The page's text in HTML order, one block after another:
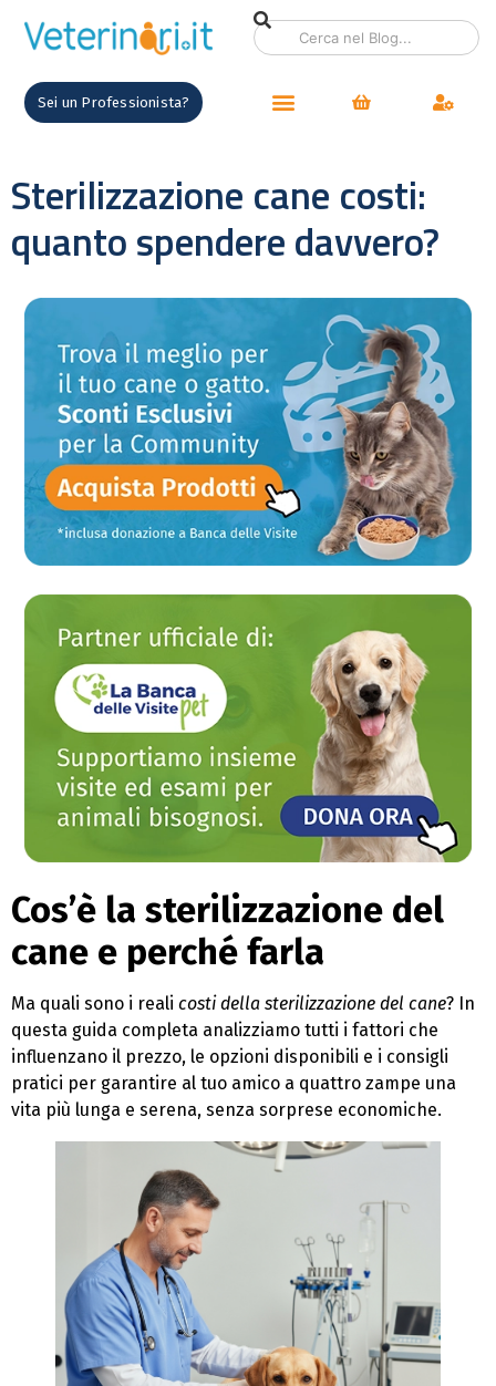
Sei un Professionista?
Sterilizzazione cane costi:
quanto spendere davvero?
Cos’è la sterilizzazione del
cane e perché farla
Ma quali sono i reali costi della sterilizzazione del cane? In
questa guida completa analizziamo tutti i fattori che
influenzano il prezzo, le opzioni disponibili e i consigli
pratici per garantire al tuo amico a quattro zampe una
vita più lunga e serena, senza sorprese economiche.